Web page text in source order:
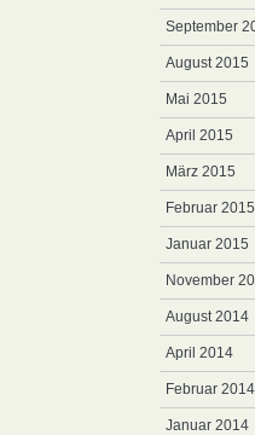
September
August 2015
Mai 2015
April 2015
März 2015
Februar 2015
Januar 2015
November
August 2014
April 2014
Februar 2014
Januar 2014